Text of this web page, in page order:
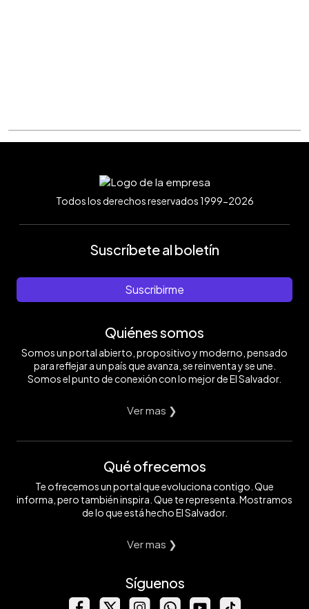
Todos los derechos reservados 1999-2026
Suscríbete al boletín
Suscribirme
Quiénes somos
Somos un portal abierto, propositivo y moderno, pensado
para reflejar a un país que avanza, se reinventa y se une.
Somos el punto de conexión con lo mejor de El Salvador.
Ver mas ❯
Qué ofrecemos
Te ofrecemos un portal que evoluciona contigo. Que
informa, pero también inspira. Que te representa. Mostramos
de lo que está hecho El Salvador.
Ver mas ❯
Síguenos